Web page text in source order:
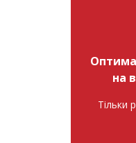
на
Тільки